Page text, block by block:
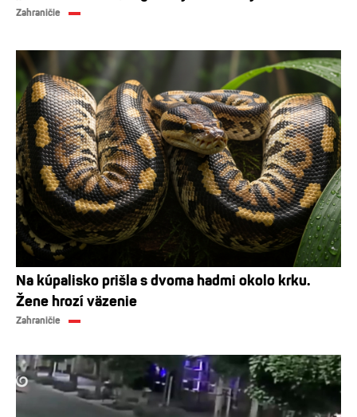
Zahraničie
Na kúpalisko prišla s dvoma hadmi okolo krku.
Žene hrozí väzenie
Zahraničie